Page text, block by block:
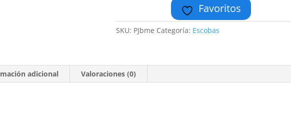
1.20
Cm
Pjar
Favoritos
SKU: PJbme Categoría: Escobas
adicional Valoraciones (0)